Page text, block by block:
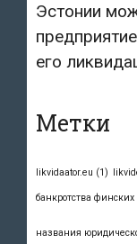
Эстонии
его
Метки
likvidaator.eu (1)
банкротства
названия